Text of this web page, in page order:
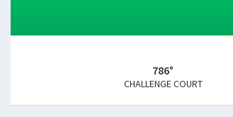
786°
CHALLENGE COURT